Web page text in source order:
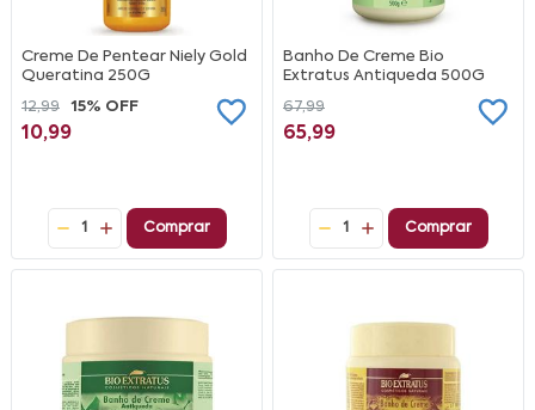
Creme De Pentear Niely Gold
Queratina 250G
12,99
15% OFF
10,99
1 Comprar
Banho De Creme Bio
Extratus Antiqueda 500G
67,99
65,99
1 Comprar